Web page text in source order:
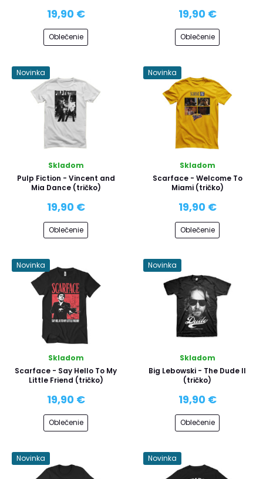
19,90 €
Oblečenie
19,90 €
Oblečenie
Novinka
Skladom
Pulp Fiction - Vincent and
Mia Dance (tričko)
19,90 €
Oblečenie
Novinka
Skladom
Scarface - Welcome To
Miami (tričko)
19,90 €
Oblečenie
Novinka
Skladom
Scarface - Say Hello To My
Little Friend (tričko)
19,90 €
Oblečenie
Novinka
Skladom
Big Lebowski - The Dude II
(tričko)
19,90 €
Oblečenie
Novinka Novinka